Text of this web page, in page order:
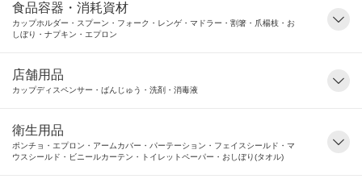
食品容器・消耗資材
カップホルダー・スプーン・フォーク・レンゲ・マドラー・割箸・爪楊枝・お
しぼり・ナプキン・エプロン
店舗用品
カップディスペンサー・ばんじゅう・洗剤・消毒液
衛生用品
ポンチョ・エプロン・アームカバー・パーテーション・フェイスシールド・マ
ウスシールド・ビニールカーテン・トイレットペーパー・おしぼり(タオル)